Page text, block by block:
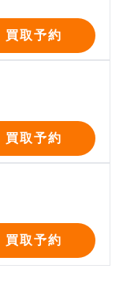
買取予約
買取予約
買取予約